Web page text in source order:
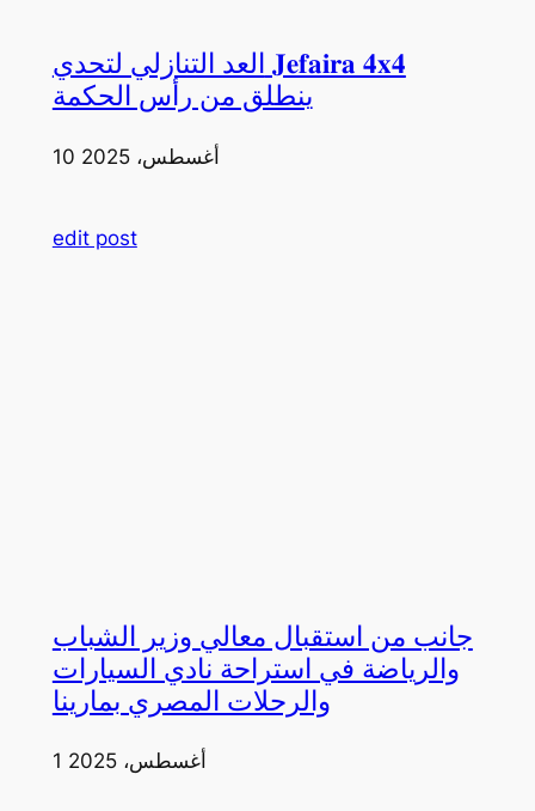
العد التنازلي لتحدي 𝐉𝐞𝐟𝐚𝐢𝐫𝐚 𝟒𝐱𝟒
ينطلق من رأس الحكمة
10 أغسطس، 2025
edit post
جانب من استقبال معالي وزير الشباب
والرياضة في استراحة نادي السيارات
والرحلات المصري بمارينا
1 أغسطس، 2025